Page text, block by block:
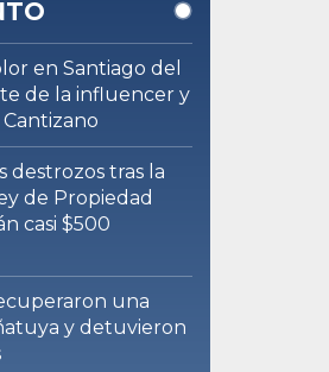
en Santiago del
de la influencer y
destrozos tras la
de Propiedad
casi $500
una
y detuvieron